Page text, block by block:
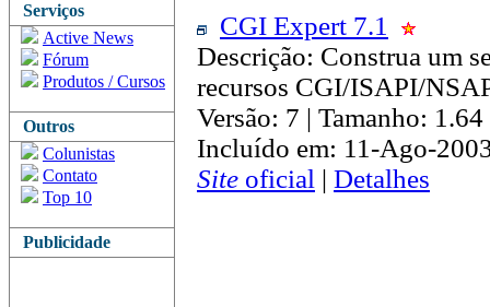
Serviços
Active News
Fórum
Produtos / Cursos
Outros
Colunistas
Contato
Top 10
Publicidade
CGI Expert 7.1
Descrição: Construa um
recursos CGI/ISAPI/
Versão: 7 | Tamanho:
Incluído em: 11-Ago-
Site oficial | Detalhes